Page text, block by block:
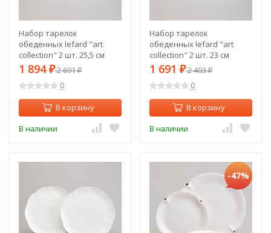
Набор тарелок
обеденных lefard "art
collection" 2 шт. 25,5 см
Lefard (590-692)
1 894 ₽2 691₽
0
В корзину
В наличии
Набор тарелок
обеденных lefard "art
collection" 2 шт. 23 см
Lefard (590-690)
1 691 ₽2 403₽
0
В корзину
В наличии
-47%